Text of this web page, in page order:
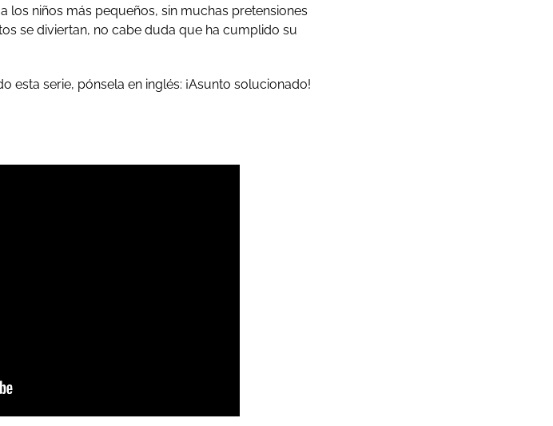
los niños más pequeños, sin muchas pretensiones
se diviertan, no cabe duda que ha cumplido su
esta serie, pónsela en inglés: ¡Asunto solucionado!